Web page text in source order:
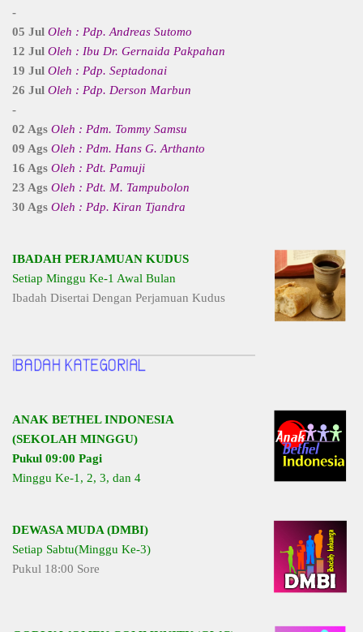
-
05 Jul Oleh : Pdp. Andreas Sutomo
12 Jul Oleh : Ibu Dr. Gernaida Pakpahan
19 Jul Oleh : Pdp. Septadonai
26 Jul Oleh : Pdp. Derson Marbun
-
02 Ags Oleh : Pdm. Tommy Samsu
09 Ags Oleh : Pdm. Hans G. Arthanto
16 Ags Oleh : Pdt. Pamuji
23 Ags Oleh : Pdt. M. Tampubolon
30 Ags Oleh : Pdp. Kiran Tjandra
IBADAH PERJAMUAN KUDUS
Setiap Minggu Ke-1 Awal Bulan
Ibadah Disertai Dengan Perjamuan Kudus
ANAK BETHEL INDONESIA
(SEKOLAH MINGGU)
Pukul 09:00 Pagi
Minggu Ke-1, 2, 3, dan 4
DEWASA MUDA (DMBI)
Setiap Sabtu(Minggu Ke-3)
Pukul 18:00 Sore